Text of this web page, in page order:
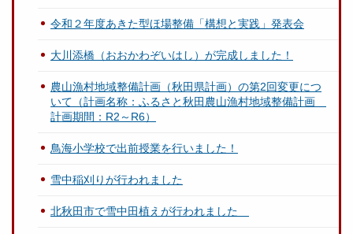
令和２年度あきた型ほ場整備「構想と実践」発表会
大川添橋（おおかわぞいはし）が完成しました！
農山漁村地域整備計画（秋田県計画）の第2回変更につ
いて（計画名称：ふるさと秋田農山漁村地域整備計画
計画期間：R2～R6）
鳥海小学校で出前授業を行いました！
雪中稲刈りが行われました
北秋田市で雪中田植えが行われました